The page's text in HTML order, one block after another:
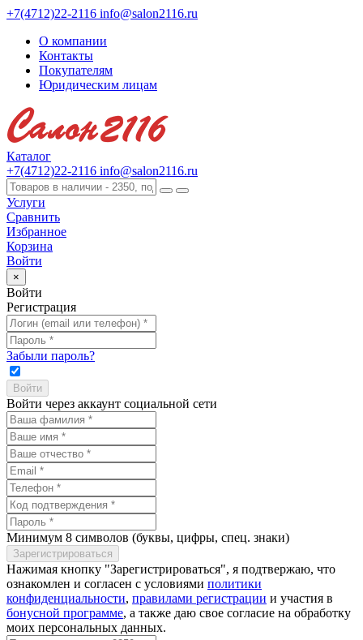
+7(4712)22-2116 info@salon2116.ru
О компании
Контакты
Покупателям
Юридическим лицам
Каталог
+7(4712)22-2116 info@salon2116.ru
Услуги
Сравнить
Избранное
Корзина
Войти
×
Войти
Регистрация
Забыли пароль?
Войти через аккаунт социальной сети
Минимум 8 символов (буквы, цифры, спец. знаки)
Нажимая кнопку "Зарегистрироваться", я подтвержаю, что
ознакомлен и согласен с условиями политики
конфиденциальности, правилами регистрации и участия в
бонусной программе, а также даю свое согласие на обработку
моих персональных данных.